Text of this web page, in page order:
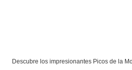
Descubre los impresionantes Picos de la